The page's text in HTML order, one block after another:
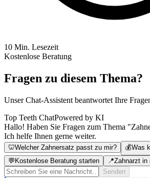
10 Min. Lesezeit
Kostenlose Beratung
Fragen zu diesem Thema?
Unser Chat-Assistent beantwortet Ihre
Top Teeth ChatPowered by KI
Hallo! Haben Sie Fragen zum Thema
Ich helfe Ihnen gerne weiter.
🦷Welcher Zahnersatz passt zu mir? 💰Was
💬Kostenlose Beratung starten 📍Zahnarzt in
Senden